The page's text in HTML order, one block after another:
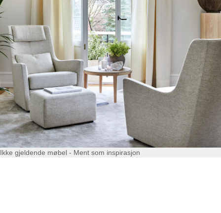
Ikke gjeldende møbel - Ment som inspirasjon